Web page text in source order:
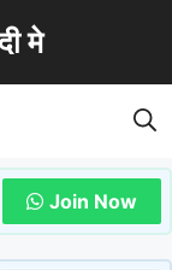
मे
Join Now